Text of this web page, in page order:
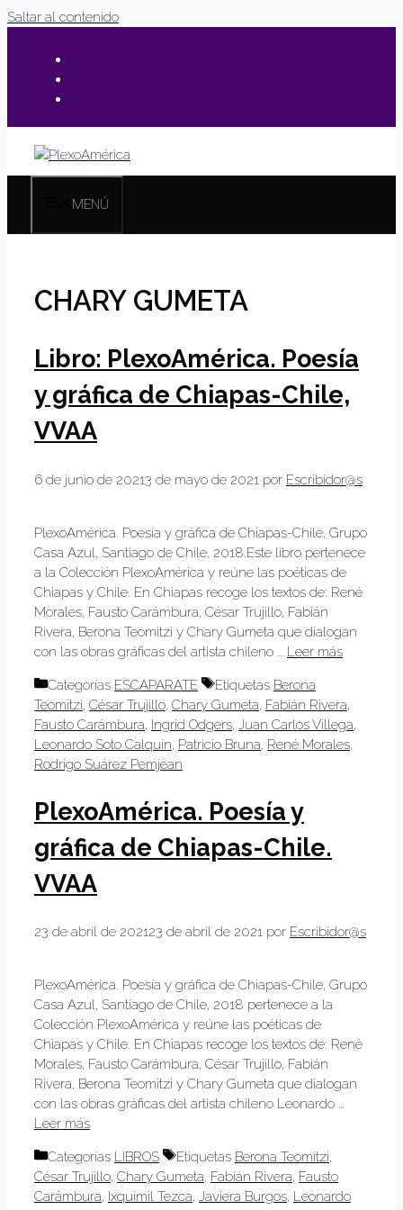
Saltar al contenido
MENÚ
CHARY GUMETA
Libro: PlexoAmérica. Poesía
y gráfica de Chiapas-Chile,
VVAA
6 de junio de 20213 de mayo de 2021 por Escribidor@s
PlexoAmérica. Poesía y gráfica de Chiapas-Chile, Grupo
Casa Azul, Santiago de Chile, 2018.Este libro pertenece
a la Colección PlexoAmérica y reúne las poéticas de
Chiapas y Chile. En Chiapas recoge los textos de: René
Morales, Fausto Carámbura, César Trujillo, Fabián
Rivera, Berona Teomitzi y Chary Gumeta que dialogan
con las obras gráficas del artista chileno … Leer más
Categorías ESCAPARATE Etiquetas Berona
Teomitzi, César Trujillo, Chary Gumeta, Fabián Rivera,
Fausto Carámbura, Ingrid Odgers, Juan Carlos Villega,
Leonardo Soto Calquín, Patricio Bruna, René Morales,
Rodrigo Suárez Pemjean
PlexoAmérica. Poesía y
gráfica de Chiapas-Chile.
VVAA
23 de abril de 202123 de abril de 2021 por Escribidor@s
PlexoAmérica. Poesía y gráfica de Chiapas-Chile, Grupo
Casa Azul, Santiago de Chile, 2018 pertenece a la
Colección PlexoAmérica y reúne las poéticas de
Chiapas y Chile. En Chiapas recoge los textos de: René
Morales, Fausto Carámbura, César Trujillo, Fabián
Rivera, Berona Teomitzi y Chary Gumeta que dialogan
con las obras gráficas del artista chileno Leonardo …
Leer más
Categorías LIBROS Etiquetas Berona Teomitzi,
César Trujillo, Chary Gumeta, Fabián Rivera, Fausto
Carámbura, Ixquimil Tezca, Javiera Burgos, Leonardo